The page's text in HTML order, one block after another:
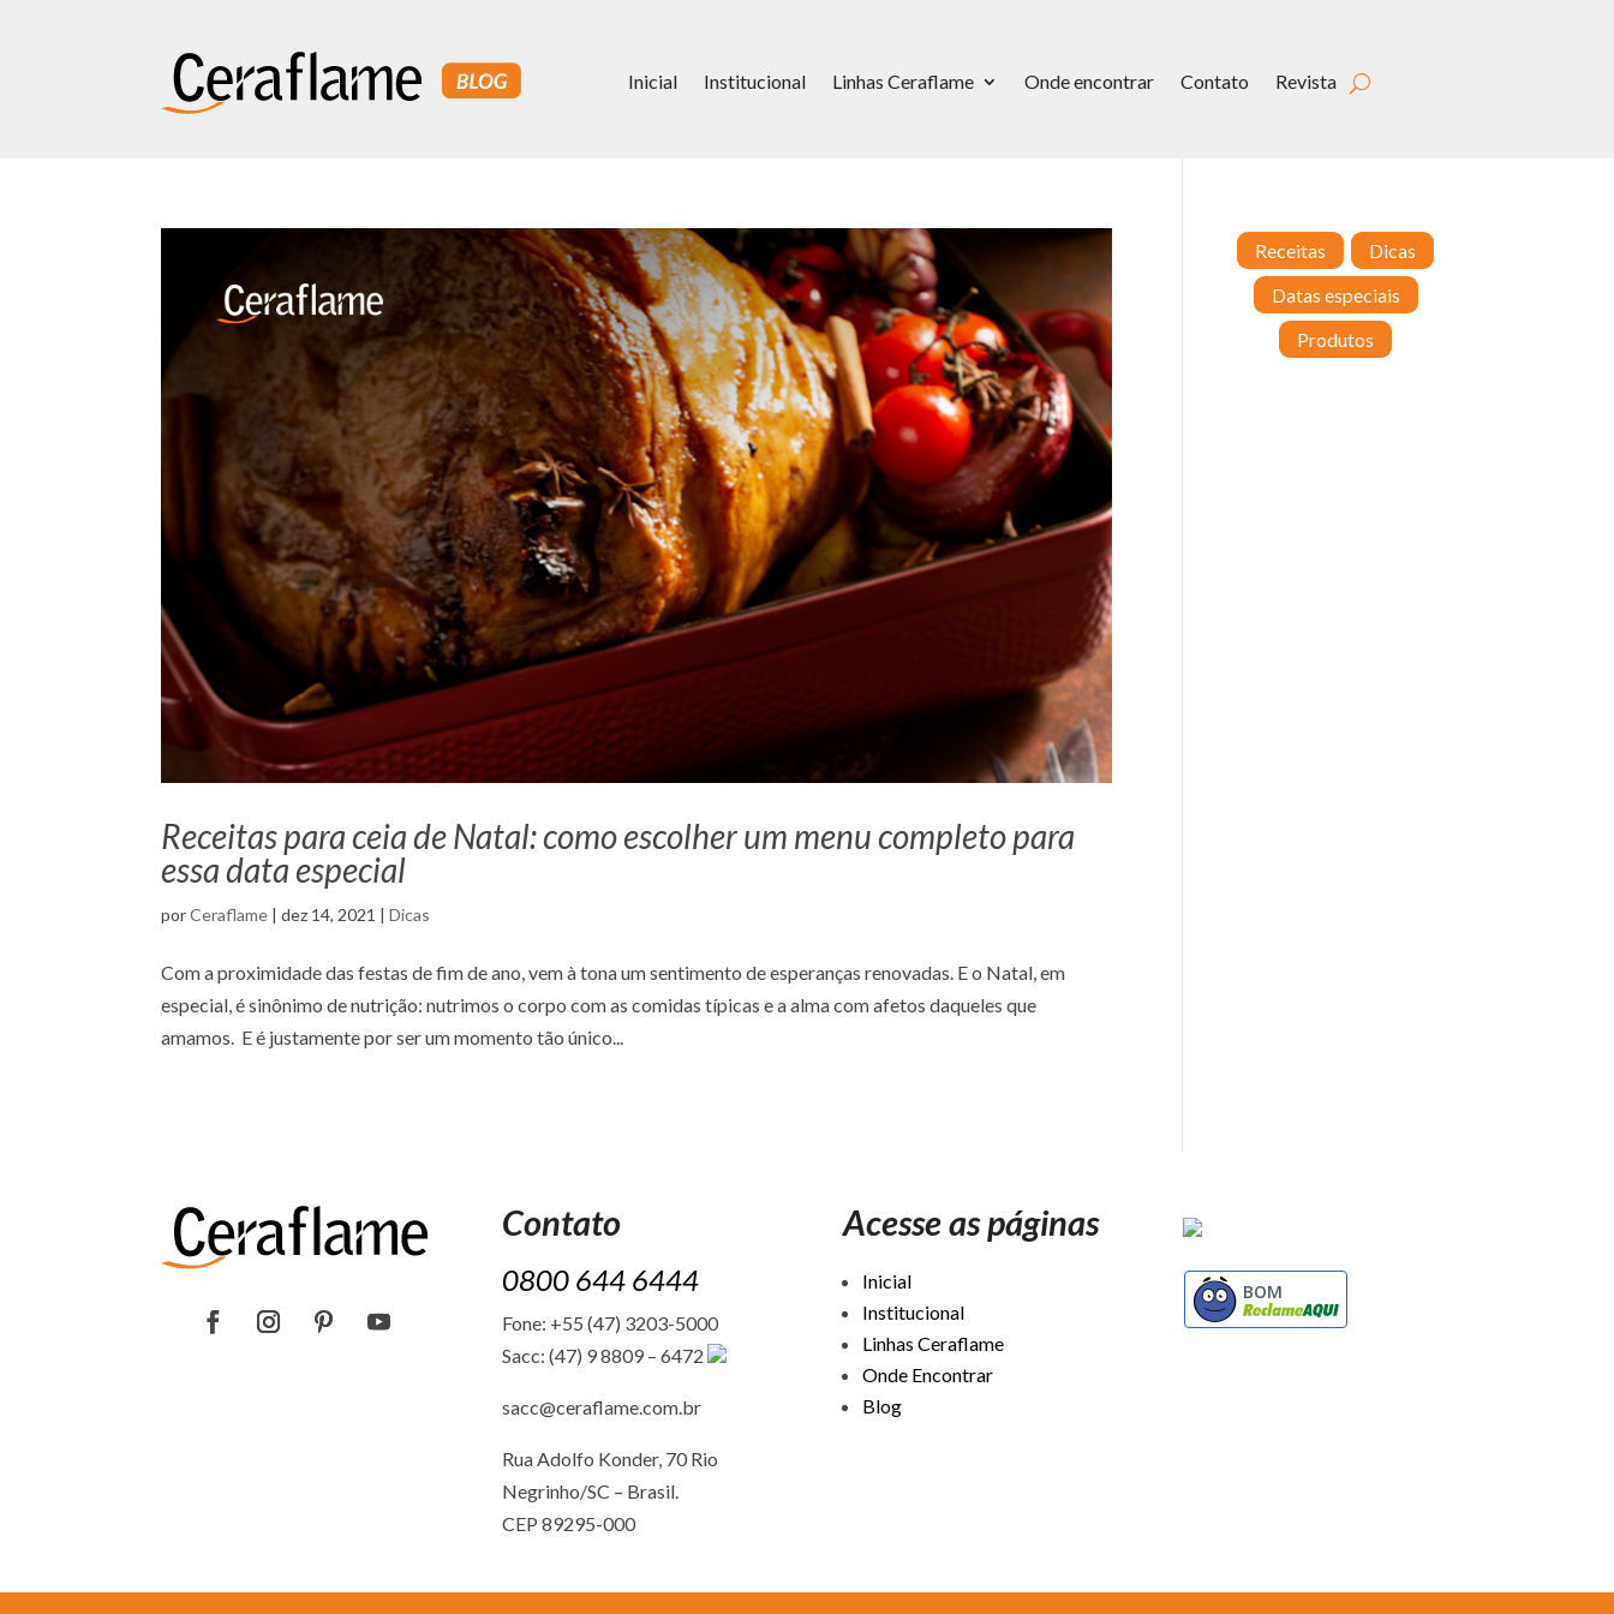
Inicial Institucional Linhas Ceraflame Onde encontrar Contato Revista
Receitas para ceia de Natal: como escolher um menu completo para
essa data especial
porCeraflame |dez 14, 2021 |Dicas
Com a proximidade das festas de fim de ano, vem à tona um sentimento de esperanças renovadas. E o Natal, em
especial, é sinônimo de nutrição: nutrimos o corpo com as comidas típicas e a alma com afetos daqueles que
amamos. E é justamente por ser um momento tão único...
Receitas
Dicas
Datas especiais
Produtos
Contato
0800 644 6444
Fone: +55 (47) 3203-5000
Sacc: (47) 9 8809 – 6472
sacc@ceraflame.com.br
Rua Adolfo Konder, 70 Rio
Negrinho/SC – Brasil.
CEP 89295-000
Acesse as páginas
Inicial
Institucional
Linhas Ceraflame
Onde Encontrar
Blog
BOM